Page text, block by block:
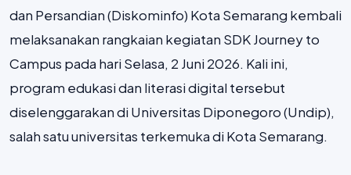
dan Persandian (Diskominfo) Kota Semarang kembali
melaksanakan rangkaian kegiatan SDK Journey to
Campus pada hari Selasa, 2 Juni 2026. Kali ini,
program edukasi dan literasi digital tersebut
diselenggarakan di Universitas Diponegoro (Undip),
salah satu universitas terkemuka di Kota Semarang.